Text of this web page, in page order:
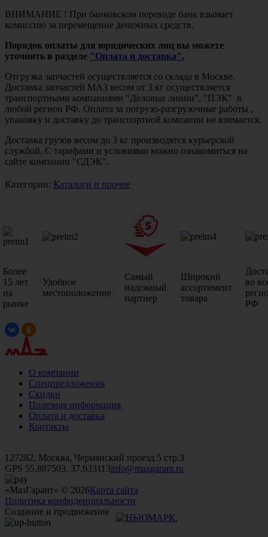
ВНИМАНИЕ ! При банковском переводе банк взымает
комиссию за перемещение денежных средств.
Порядок оплаты для юридических лиц вы можете
уточнить в разделе "Оплата и доставка".
Отгрузка запчастей осуществляется со склада в Москве.
Доставка запчастей МАЗ весом от 3 кг осуществляется
транспортными компаниями "Деловые линии", "ПЭК" в
любой регион РФ. Оплата за погрузо-разгрузочные работы ,
упаковку и доставку до транспортной компании не взимается.
Доставка грузов весом до 3 кг производятся курьерской
службой. С тарифами и условиями можно ознакомиться на
сайте компании "СДЭК".
Категории: Каталоги и прочее
Более
15 лет
на
рынке
Удобное
местоположение
Самый
надежный
партнер
Широкий
ассортимент
товара
во
РФ
О компании
Спецпредложения
Скидки
Полезная информация
Оплата и доставка
Контакты
127282, Москва, Чермянский проезд 5 стр.3
GPS 55.887503, 37.633113info@mazgarant.ru
«МазГарант» © 2026Карта сайта
Политика конфиденциальности
Создание и продвижение